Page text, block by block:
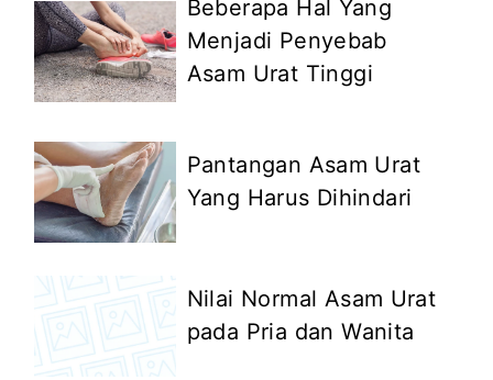
Beberapa Hal Yang
Menjadi Penyebab
Asam Urat Tinggi
Pantangan Asam Urat
Yang Harus Dihindari
Nilai Normal Asam Urat
pada Pria dan Wanita